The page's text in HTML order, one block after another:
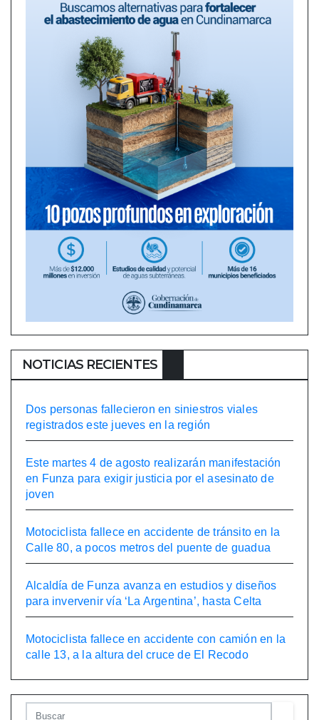
NOTICIAS RECIENTES
Dos personas fallecieron en siniestros viales
registrados este jueves en la región
Este martes 4 de agosto realizarán manifestación
en Funza para exigir justicia por el asesinato de
joven
Motociclista fallece en accidente de tránsito en la
Calle 80, a pocos metros del puente de guadua
Alcaldía de Funza avanza en estudios y diseños
para invervenir vía ‘La Argentina’, hasta Celta
Motociclista fallece en accidente con camión en la
calle 13, a la altura del cruce de El Recodo